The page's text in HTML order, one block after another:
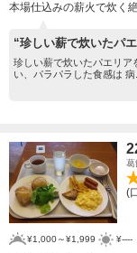
本場仕込みの薪火で炊く
“珍しい薪で炊いたパ
珍しい薪で炊いたパエリア
い、パラパラした食感は 病...
葛
(
¥1,000～¥1,999 ¥----